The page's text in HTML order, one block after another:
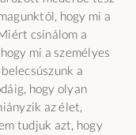
hogy mi a
csinálom a
mi a személyes
a
hogy olyan
az élet,
tudjuk azt, hogy